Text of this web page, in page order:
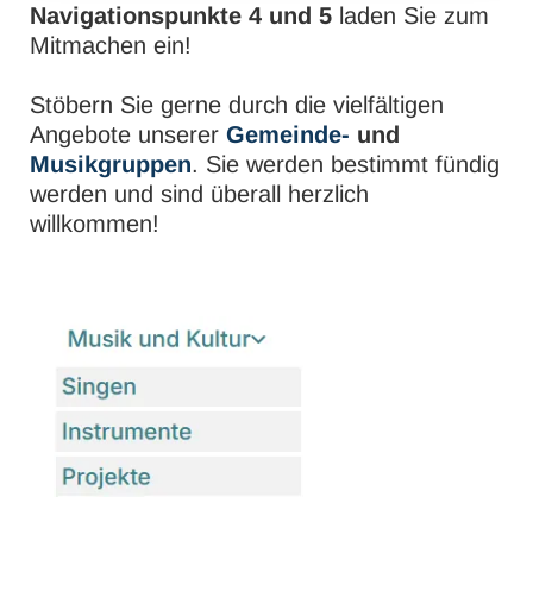
Navigationspunkte 4 und 5 laden Sie zum
Mitmachen ein!
Stöbern Sie gerne durch die vielfältigen
Angebote unserer Gemeinde- und
Musikgruppen. Sie werden bestimmt fündig
werden und sind überall herzlich
willkommen!